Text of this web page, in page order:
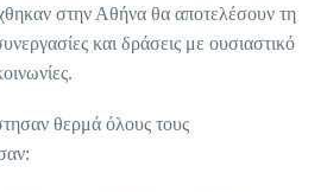
στην Αθήνα θα αποτελέσουν τη
και δράσεις με ουσιαστικό
θερμά όλους τους